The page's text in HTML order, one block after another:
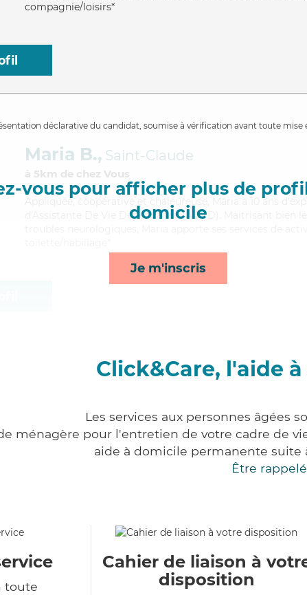
compagnie/loisirs*
déclarative du candidat, soumise à vérification avant toute mise
vous pour afficher plus de
domicile
Je m'inscris
Maria B., Saint-Claude
à 5km de chez Vous
Appliquée , coopérative et chaleureuse, Maria a 10 ans
d'Assistante De Vie Dépendance (ADVD). Maitrisant bien
Click&Care, l'aide
Les services aux personnes âgées
ménagère pour l'entretien de votre cadre de
aide à domicile permanente suite
Être
toute
Cahier de liaison à
disposition